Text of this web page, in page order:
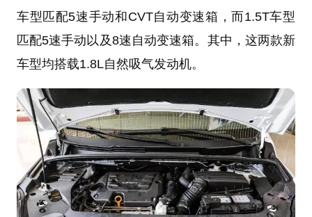
车型匹配5速手动和CVT自动变速箱，而1.5T车型
匹配5速手动以及8速自动变速箱。其中，这两款新
车型均搭载1.8L自然吸气发动机。